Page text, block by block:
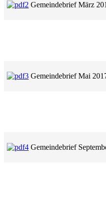
Gemeindebrief März
Gemeindebrief Mai
Gemeindebrief